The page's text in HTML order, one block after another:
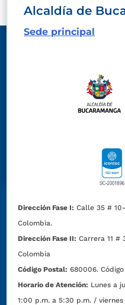
Alcaldía de
Sede principal
Dirección Fase I: Calle 35 #
Colombia.
Dirección Fase II: Carrera 11 #
Colombia
Código Postal: 680006.
Horario de Atención: Lunes a
1:00 p.m. a 5:30 p.m. /